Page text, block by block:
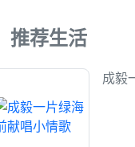
推荐生活
成毅